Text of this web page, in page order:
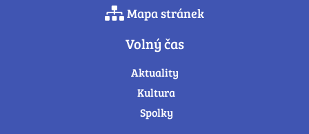
Mapa stránek
Volný čas
Aktuality
Kultura
Spolky